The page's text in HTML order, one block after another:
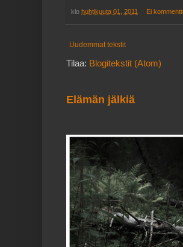
klo huhtikuuta 01, 2011 Ei
Uudemmat tekstit
Tilaa: Blogitekstit (Atom)
Elämän jälkiä